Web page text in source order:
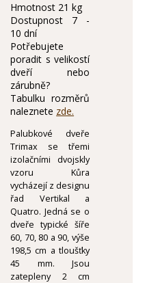
Hmotnost 21 kg
Dostupnost 7 -
10 dní
Potřebujete
poradit s velikostí
dveří nebo
zárubně?
Tabulku rozměrů
naleznete zde.
Palubkové dveře
Trimax se třemi
izolačními dvojskly
vzoru Kůra
vycházejí z designu
řad Vertikal a
Quatro. Jedná se o
dveře typické šíře
60, 70, 80 a 90, výše
198,5 cm a tloušťky
45 mm. Jsou
zatepleny 2 cm